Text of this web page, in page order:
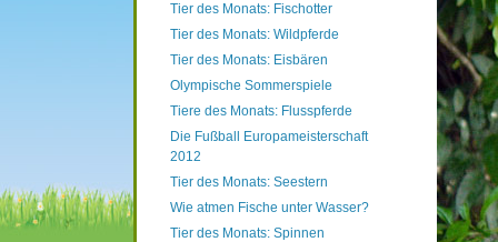
Tier des Monats: Fischotter
Tier des Monats: Wildpferde
Tier des Monats: Eisbären
Olympische Sommerspiele
Tiere des Monats: Flusspferde
Die Fußball Europameisterschaft
2012
Tier des Monats: Seestern
Wie atmen Fische unter Wasser?
Tier des Monats: Spinnen